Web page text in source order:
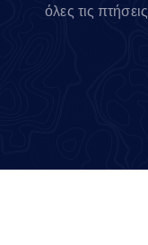
όλες τις πτήσεις